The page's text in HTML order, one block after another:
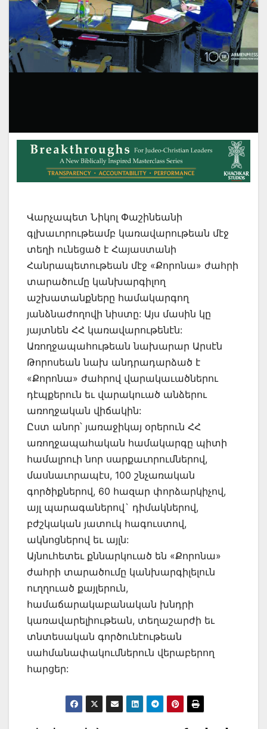
Վարչապետ Նիկոլ Փաշինեանի
գլխաւորութեամբ կառավարութեան մէջ
տեղի ունեցած է Հայաստանի
Հանրապետութեան մէջ «Քորոնա» ժահրի
տարածումը կանխարգիլող
աշխատանքները համակարգող
յանձնաժողովի նիստը: Այս մասին կը
յայտնեն ՀՀ կառավարութենէն:
Առողջապահութեան նախարար Արսէն
Թորոսեան նախ անդրադարձած է
«Քորոնա» ժահրով վարակաւածներու
դէպքերուն եւ վարակուած անձերու
առողջական վիճակին:
Ըստ անոր՝ յառաջիկայ օրերուն ՀՀ
առողջապահական համակարգը պիտի
համալրուի նոր սարքաւորումներով,
մասնաւորապէս, 100 շնչառական
գործիքներով, 60 հազար փորձարկիչով,
այլ պարագաներով` դիմակներով,
բժշկական յատուկ հագուստով,
ակնոցներով եւ այլն:
Այնուհետեւ քննարկուած են «Քորոնա»
ժահրի տարածումը կանխարգիլելուն
ուղղուած քայլերուն,
համաճարակաբանական խնդրի
կառավարելիութեան, տեղաշարժի եւ
տնտեսական գործունէութեան
սահմանափակումներուն վերաբերող
հարցեր: